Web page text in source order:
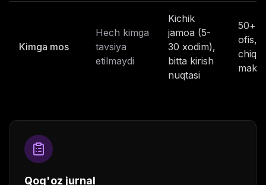
Kimga mos
Hech kimga
tavsiya
etilmaydi
Kichik
jamoa (5-
30 xodim),
bitta kirish
nuqtasi
50+
ofis,
Qog'oz jurnal